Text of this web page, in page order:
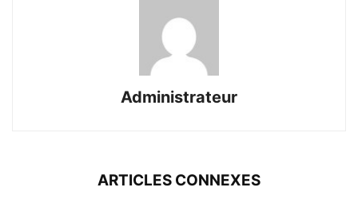
Administrateur
ARTICLES CONNEXES